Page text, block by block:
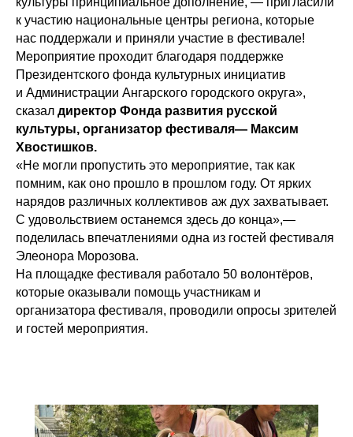
к участию национальные центры региона, которые
нас поддержали и приняли участие в фестивале!
Мероприятие проходит благодаря поддержке
Президентского фонда культурных инициатив
и Администрации Ангарского городского округа»,
сказал директор Фонда развития русской
культуры, организатор фестиваля— Максим
Хвостишков.
«Не могли пропустить это мероприятие, так как
помним, как оно прошло в прошлом году. От ярких
нарядов различных коллективов аж дух захватывает.
С удовольствием останемся здесь до конца»,—
поделилась впечатлениями одна из гостей фестиваля
Элеонора Морозова.
На площадке фестиваля работало 50 волонтёров,
которые оказывали помощь участникам и
организатора фестиваля, проводили опросы зрителей
и гостей мероприятия.